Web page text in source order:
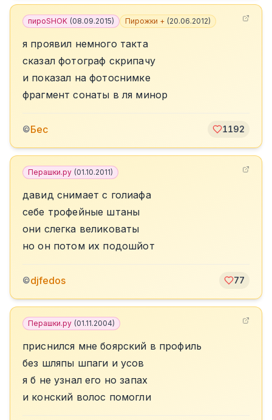
пироSHOK (08.09.2015) Пирожки + (20.06.2012)
я проявил немного такта
сказал фотограф скрипачу
и показал на фотоснимке
фрагмент сонаты в ля минор
©Бес 1192
Перашки.ру (01.10.2011)
давид снимает с голиафа
себе трофейные штаны
они слегка великоваты
но он потом их подошйот
©djfedos 77
Перашки.ру (01.11.2004)
приснился мне боярский в профиль
без шляпы шпаги и усов
я б не узнал его но запах
и конский волос помогли